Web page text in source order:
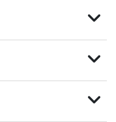
expand_more
expand_more
expand_more